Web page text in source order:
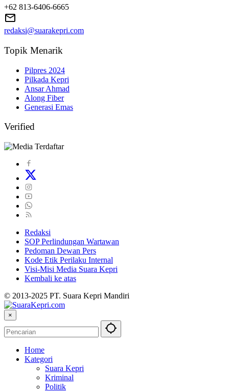
+62 813-6406-6665
redaksi@suarakepri.com
Topik Menarik
Pilpres 2024
Pilkada Kepri
Ansar Ahmad
Along Fiber
Generasi Emas
Verified
Redaksi
SOP Perlindungan Wartawan
Pedoman Dewan Pers
Kode Etik Perilaku Internal
Visi-Misi Media Suara Kepri
Kembali ke atas
© 2013-2025 PT. Suara Kepri Mandiri
×
Home
Kategori
Suara Kepri
Kriminal
Politik